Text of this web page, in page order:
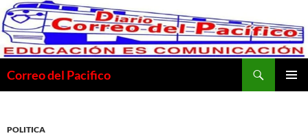
Saltar
al
contenido
Correo del Pacifico
POLITICA